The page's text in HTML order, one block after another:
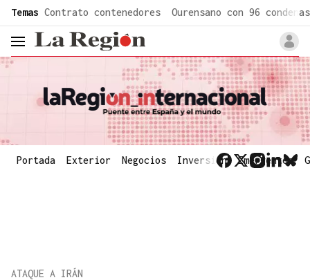
Temas Contrato contenedores Ourensano con 96 condenas
header.menu.open
Portada Exterior Negocios Inversión Emergentes
ATAQUE A IRÁN